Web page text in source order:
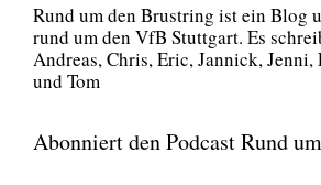
Rund um den Brust­ring ist ein Blog
rund um den VfB Stutt­gart. Es
Andre­as, Chris, Eric, Jan­nick, Jen­ni,
und Tom
Abonniert den Podcast Rund